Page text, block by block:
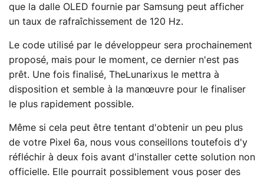
que la dalle OLED fournie par Samsung peut afficher
un taux de rafraîchissement de 120 Hz.
Le code utilisé par le développeur sera prochainement
proposé, mais pour le moment, ce dernier n'est pas
prêt. Une fois finalisé, TheLunarixus le mettra à
disposition et semble à la manœuvre pour le finaliser
le plus rapidement possible.
Même si cela peut être tentant d'obtenir un peu plus
de votre Pixel 6a, nous vous conseillons toutefois d'y
réfléchir à deux fois avant d'installer cette solution non
officielle. Elle pourrait possiblement vous poser des